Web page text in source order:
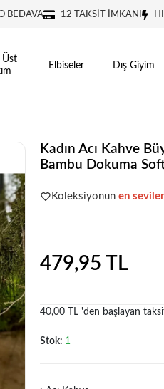
BEDAVA 12 TAKSİT İMKANI
Üst
Elbiseler Dış Giyim
Kadın Acı Kahve
Bambu Dokuma
Şu andaçok talep
Koleksiyonun en
479,95 TL
40,00 TL 'den başlayan
Stok: 1